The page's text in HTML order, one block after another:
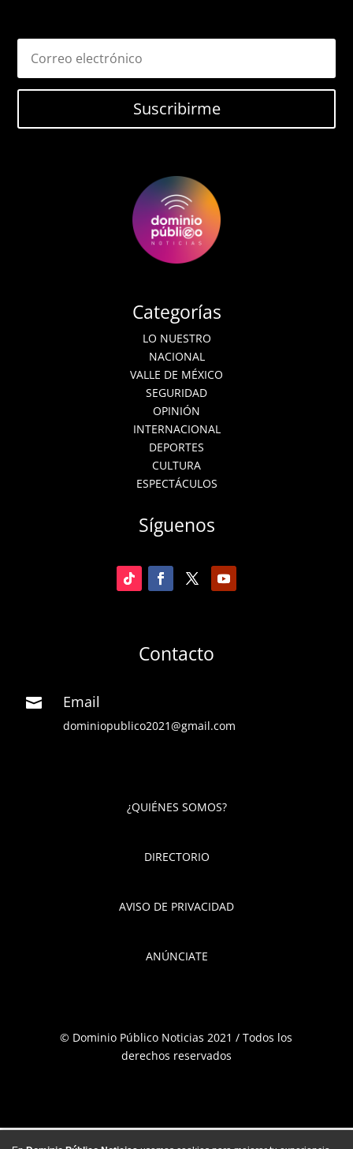
Suscribirme
Categorías
LO NUESTRO
NACIONAL
VALLE DE MÉXICO
SEGURIDAD
OPINIÓN
INTERNACIONAL
DEPORTES
CULTURA
ESPECTÁCULOS
Síguenos
Contacto
 Email
dominiopublico2021@gmail.com
¿QUIÉNES SOMOS?
DIRECTORIO
AVISO DE PRIVACIDAD
ANÚNCIATE
© Dominio Público Noticias 2021 / Todos los
derechos reservados